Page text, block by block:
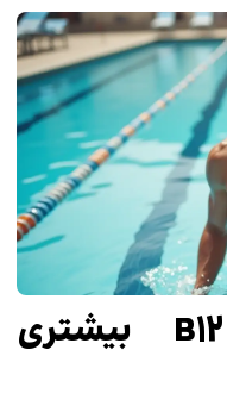
چطور ویتامین B12 بیشتری